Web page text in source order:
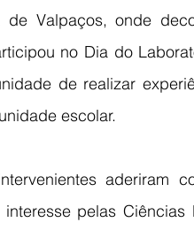
de Valpaços, onde
no Dia do
de realizar
escolar.
aderiram
pelas